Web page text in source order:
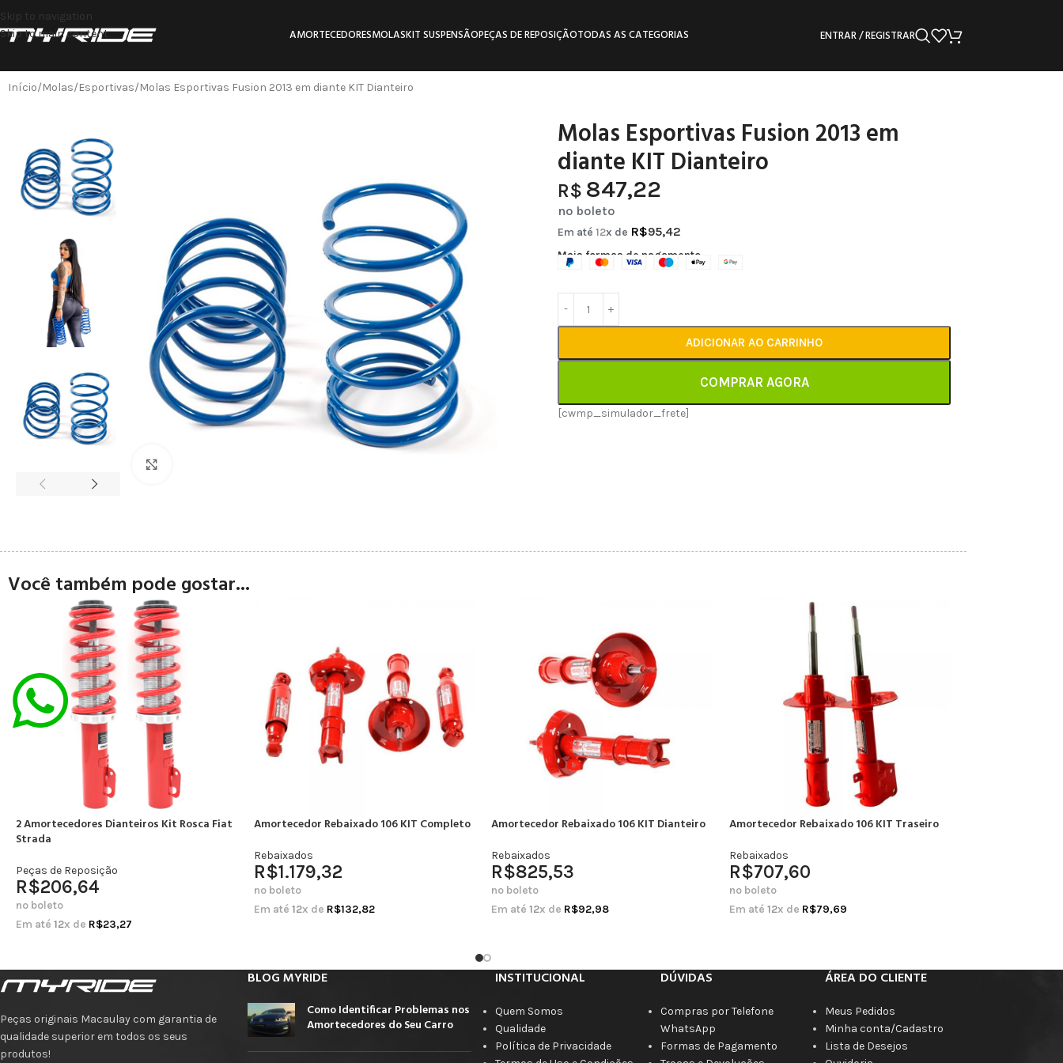
Skip to navigation
Skip to main content
AMORTECEDORESMOLASKIT SUSPENSÃOPEÇAS DE REPOSIÇÃOTODAS AS CATEGORIAS ENTRAR / REGISTRAR
Início Molas Esportivas Molas Esportivas Fusion 2013 em diante KIT Dianteiro
Molas Esportivas Fusion 2013 em
diante KIT Dianteiro
R$ 847,22
no boleto
Em até12x de R$95,42
Mais formas de pagamento
ADICIONAR AO CARRINHO
COMPRAR AGORA
[cwmp_simulador_frete]
Você também pode gostar...
2 Amortecedores Dianteiros Kit Rosca Fiat
Strada
Peças de Reposição
R$206,64
no boleto
Em até 12x de R$23,27
Amortecedor Rebaixado 106 KIT Completo
Rebaixados
R$1.179,32
no boleto
Em até 12x de R$132,82
Amortecedor Rebaixado 106 KIT Dianteiro
Rebaixados
R$825,53
no boleto
Em até 12x de R$92,98
Amortecedor Rebaixado 106 KIT Traseiro
Rebaixados
R$707,60
no boleto
Em até 12x de R$79,69
Peças originais Macaulay com garantia de
qualidade superior em todos os seus
produtos!
BLOG MYRIDE
Como Identificar Problemas nos
Amortecedores do Seu Carro
INSTITUCIONAL
Quem Somos
Qualidade
Política de Privacidade
DÚVIDAS
Compras por Telefone
WhatsApp
Formas de Pagamento
ÁREA DO CLIENTE
Meus Pedidos
Minha conta/Cadastro
Lista de Desejos